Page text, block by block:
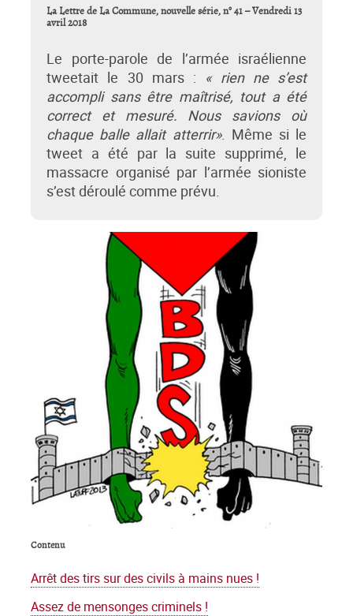
La Lettre de La Commune, nouvelle série, n° 41 – Vendredi 13
avril 2018
Le porte-parole de l’armée israélienne
tweetait le 30 mars : « rien ne s’est
accompli sans être maîtrisé, tout a été
correct et mesuré. Nous savions où
chaque balle allait atterrir». Même si le
tweet a été par la suite supprimé, le
massacre organisé par l’armée sioniste
s’est déroulé comme prévu.
Contenu
Arrêt des tirs sur des civils à mains nues !
Assez de mensonges criminels !